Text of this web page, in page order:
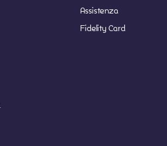
Assistenza
Fidelity Card